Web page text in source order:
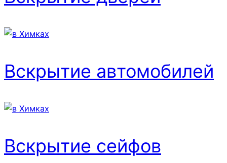
Вскрытие автомобилей
Вскрытие сейфов